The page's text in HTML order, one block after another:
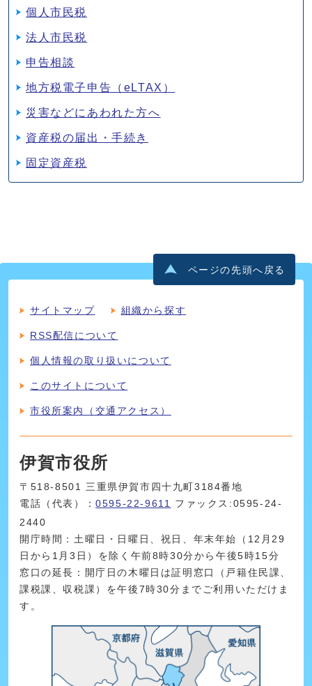
個人市民税
法人市民税
申告相談
地方税電子申告（eLTAX）
災害などにあわれた方へ
資産税の届出・手続き
固定資産税
ページの先頭へ戻る
サイトマップ 組織から探す
RSS配信について
個人情報の取り扱いについて
このサイトについて
市役所案内（交通アクセス）
伊賀市役所
〒518-8501 三重県伊賀市四十九町3184番地
電話（代表）：0595-22-9611
ファックス:0595-24-
2440
開庁時間：土曜日・日曜日、祝日、年末年始（12月29
日から1月3日）を除く午前8時30分から午後5時15分
窓口の延長：開庁日の木曜日は証明窓口（戸籍住民課、
課税課、収税課）を午後7時30分までご利用いただけま
す。